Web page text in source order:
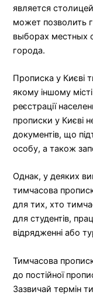
является
может позволить
выборах местных
города.
Прописка у Києві
якому іншому
реєстрації
прописки у Києві
документів, що
особу, а також
Однак, у деяких
тимчасова
для тих, хто
для студентів,
відрядженні або
Тимчасова
до постійної
Зазвичай термін